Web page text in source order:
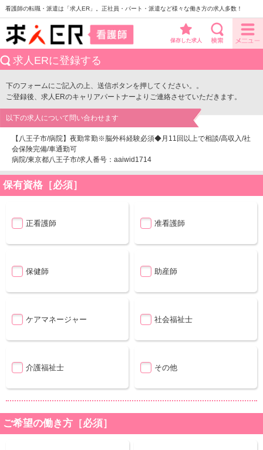
看護師の転職・派遣は「求人ER」。正社員・パート・派遣など様々な働き方の求人多数！
保存した求人
求人ERに登録する
下のフォームにご記入の上、送信ボタンを押してください。。
ご登録後、求人ERのキャリアパートナーよりご連絡させていただきます。
以下の求人について問い合わせます
【八王子市/病院】夜勤常勤※脳外科経験必須◆月11回以上で相談/高収入/社
会保険完備/車通勤可
病院/東京都八王子市/求人番号：aaiwid1714
保有資格［必須］
正看護師 准看護師
保健師 助産師
ケアマネージャー 社会福祉士
介護福祉士 その他
ご希望の働き方［必須］